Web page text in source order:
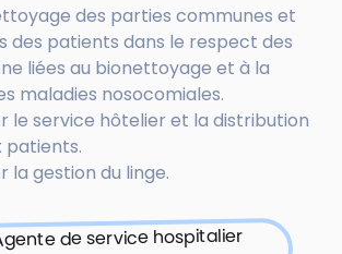
des parties communes et
des patients dans le respect des
liées au bionettoyage et à la
maladies nosocomiales.
le service hôtelier et la distribution
patients.
la gestion du linge.